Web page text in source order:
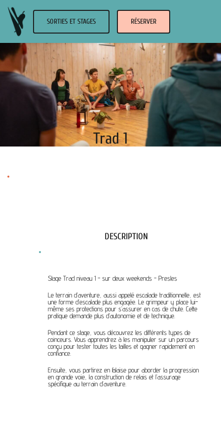
SORTIES ET STAGES RÉSERVER
Trad 1
DESCRIPTION
Stage Trad niveau 1 - sur deux weekends - Presles
Le terrain d’aventure, aussi appelé escalade traditionnelle, est
une forme d’escalade plus engagée. Le grimpeur y place lui-
même ses protections pour s’assurer en cas de chute. Cette
pratique demande plus d’autonomie et de technique.
Pendant ce stage, vous découvrez les différents types de
coinceurs. Vous apprendrez à les manipuler sur un parcours
conçu pour tester toutes les tailles et gagner rapidement en
confiance.
Ensuite, vous partirez en falaise pour aborder la progression
en grande voie, la construction de relais et l’assurage
spécifique au terrain d’aventure.